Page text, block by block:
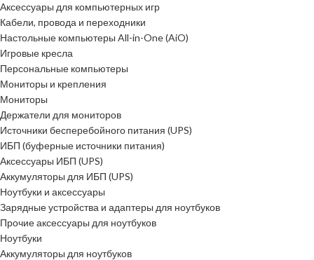
Аксессуары для компьютерных игр
Кабели, провода и переходники
Настольные компьютеры All-in-One (AiO)
Игровые кресла
Персональные компьютеры
Мониторы и крепления
Мониторы
Держатели для мониторов
Источники бесперебойного питания (UPS)
ИБП (буферные источники питания)
Аксессуары ИБП (UPS)
Аккумуляторы для ИБП (UPS)
Ноутбуки и аксессуары
Зарядные устройства и адаптеры для ноутбуков
Прочие аксессуары для ноутбуков
Ноутбуки
Аккумуляторы для ноутбуков